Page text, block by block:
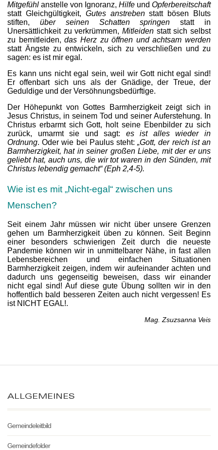
Mitgefühl anstelle von Ignoranz, Hilfe und Opferbereitschaft
statt Gleichgültigkeit, Gutes anstrebenstatt bösen Bluts
stiften, über seinen Schatten springen statt in
Unersättlichkeit zu verkrümmen, Mitleiden statt sich selbst
zu bemitleiden,das Herz zu öffnen und achtsam werden
statt Ängste zu entwickeln, sich zu verschließen und zu
sagen: es ist mir egal.
Es kann uns nicht egal sein, weil wir Gott nicht egal sind!
Er offenbart sich uns als der Gnädige, der Treue, der
Geduldige und der Versöhnungsbedürftige.
Der Höhepunkt von Gottes Barmherzigkeit zeigt sich in
Jesus Christus, in seinem Tod und seiner Auferstehung. In
Christus erbarmt sich Gott, holt seine Ebenbilder zu sich
zurück, umarmt sie und sagt: es ist alles wieder in
Ordnung. Oder wie bei Paulus steht:„Gott, der reich ist an
Barmherzigkeit, hat in seiner großen Liebe, mit der er uns
geliebt hat, auch uns, die wir tot waren in den Sünden, mit
Christus lebendig gemacht“ (Eph 2,4-5).
Wie ist es mit „Nicht-egal“ zwischen uns
Menschen?
Seit einem Jahr müssen wir nicht über unsere Grenzen
gehen um Barmherzigkeit üben zu können. Seit Beginn
einer besonders schwierigen Zeit durch die neueste
Pandemie können wir in unmittelbarer Nähe, in fast allen
Lebensbereichen und einfachen Situationen
Barmherzigkeit zeigen, indem wir aufeinander achten und
dadurch uns gegenseitig beweisen, dass wir einander
nicht egal sind! Auf diese gute Übung sollten wir in den
hoffentlich bald besseren Zeiten auch nicht vergessen! Es
ist NICHT EGAL!.
Mag. Zsuzsanna Veis
ALLGEMEINES
Gemeindeleitbild
Gemeindefolder